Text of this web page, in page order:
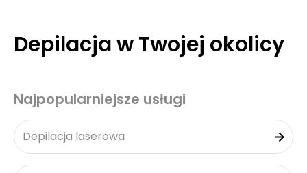
Depilacja w Twojej okolicy
Najpopularniejsze usługi
Depilacja laserowa